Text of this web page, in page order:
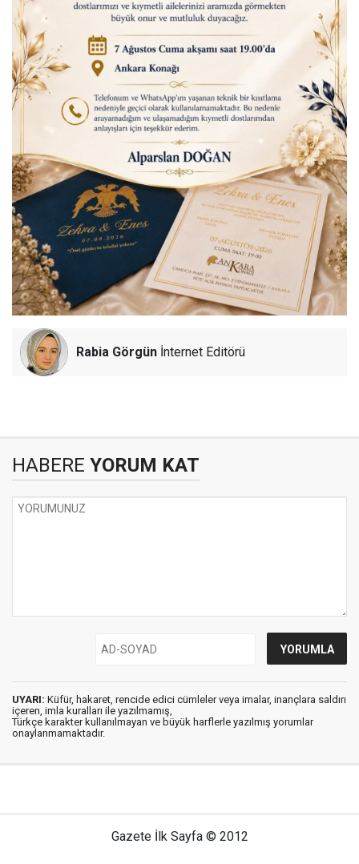
Rabia Görgün İnternet Editörü
HABERE YORUM KAT
UYARI: Küfür, hakaret, rencide edici cümleler veya imalar, inançlara saldırı
içeren, imla kuralları ile yazılmamış,
Türkçe karakter kullanılmayan ve büyük harflerle yazılmış yorumlar
onaylanmamaktadır.
Gazete İlk Sayfa © 2012